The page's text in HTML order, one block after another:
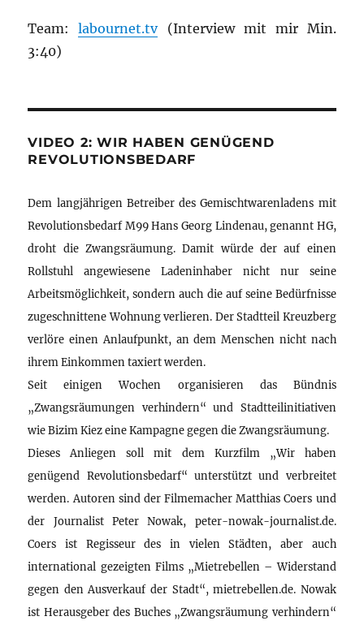
Team:labournet.tv(Interview mit mir Min.
3:40)
VIDEO 2: WIR HABEN GENÜGEND
REVOLUTIONSBEDARF
Dem langjährigen Betreiber des Gemischtwarenladens mit
Revolutionsbedarf M99 Hans Georg Lindenau, genannt HG,
droht die Zwangsräumung. Damit würde der auf einen
Rollstuhl angewiesene Ladeninhaber nicht nur seine
Arbeitsmöglichkeit, sondern auch die auf seine Bedürfnisse
zugeschnittene Wohnung verlieren. Der Stadtteil Kreuzberg
verlöre einen Anlaufpunkt, an dem Menschen nicht nach
ihrem Einkommen taxiert werden.
Seit einigen Wochen organisieren das Bündnis
„Zwangsräumungen verhindern“ und Stadtteilinitiativen
wie Bizim Kiez eine Kampagne gegen die Zwangsräumung.
Dieses Anliegen soll mit dem Kurzfilm „Wir haben
genügend Revolutionsbedarf“ unterstützt und verbreitet
werden. Autoren sind der Filmemacher Matthias Coers und
der Journalist Peter Nowak, peter-nowak-journalist.de.
Coers ist Regisseur des in vielen Städten, aber auch
international gezeigten Films „Mietrebellen – Widerstand
gegen den Ausverkauf der Stadt“, mietrebellen.de. Nowak
ist Herausgeber des Buches „Zwangsräumung verhindern“